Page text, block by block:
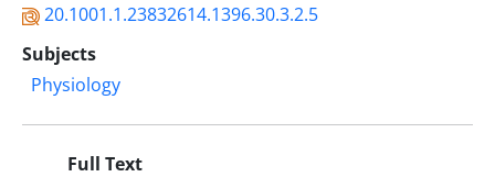
20.1001.1.23832614.1396.30.3.2.5
Subjects
Physiology
Full Text